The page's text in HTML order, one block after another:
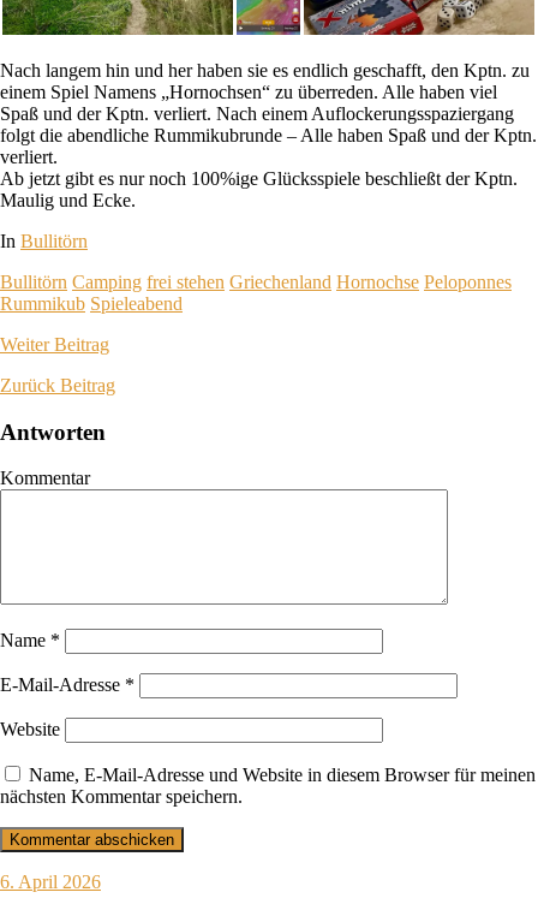
Nach langem hin und her haben sie es endlich geschafft, den Kptn. zu
einem Spiel Namens „Hornochsen“ zu überreden. Alle haben viel
Spaß und der Kptn. verliert. Nach einem Auflockerungsspaziergang
folgt die abendliche Rummikubrunde – Alle haben Spaß und der Kptn.
verliert.
Ab jetzt gibt es nur noch 100%ige Glücksspiele beschließt der Kptn.
Maulig und Ecke.
In Bullitörn
Bullitörn Camping frei stehen Griechenland Hornochse Peloponnes
Rummikub Spieleabend
WeiterBeitrag
Zurück Beitrag
Antworten
Kommentar
Name *
E-Mail-Adresse *
Website
Name, E-Mail-Adresse und Website in diesem Browser für meinen
nächsten Kommentar speichern.
6. April 2026